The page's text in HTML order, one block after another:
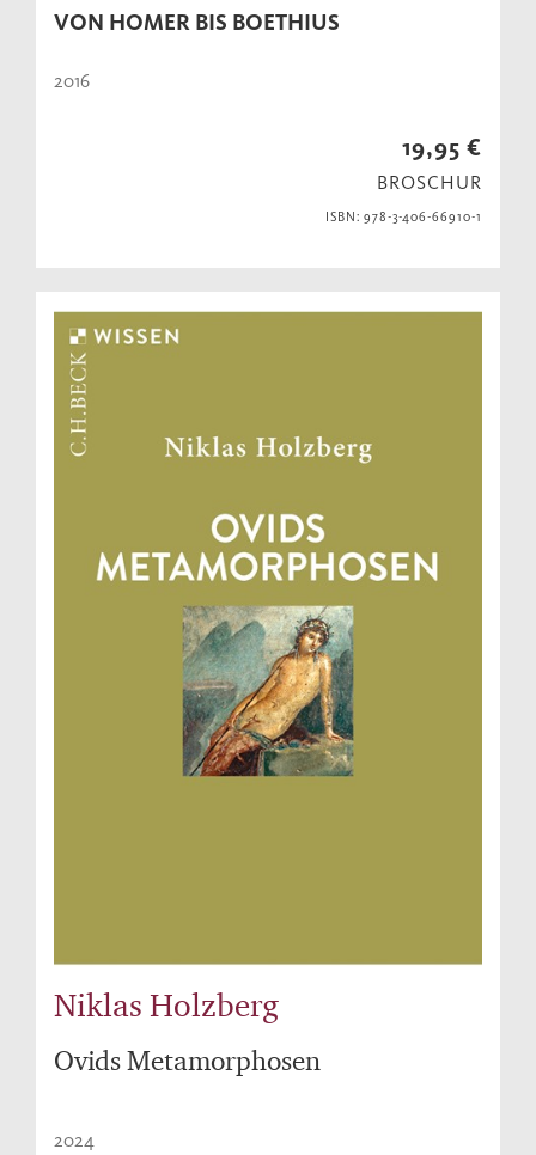
VON HOMER BIS BOETHIUS
2016
19,95 €
BROSCHUR
ISBN: 978-3-406-66910-1
Niklas Holzberg
Ovids Metamorphosen
2024